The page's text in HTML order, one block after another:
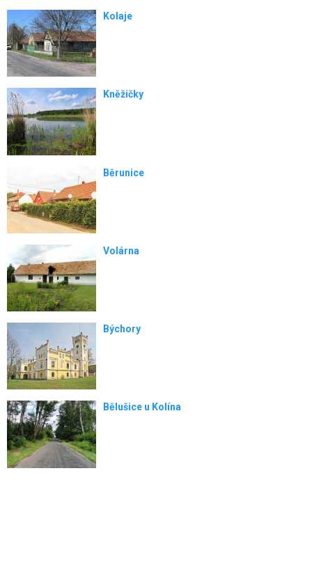
Kolaje
Kněžičky
Běrunice
Volárna
Býchory
Bělušice u Kolína